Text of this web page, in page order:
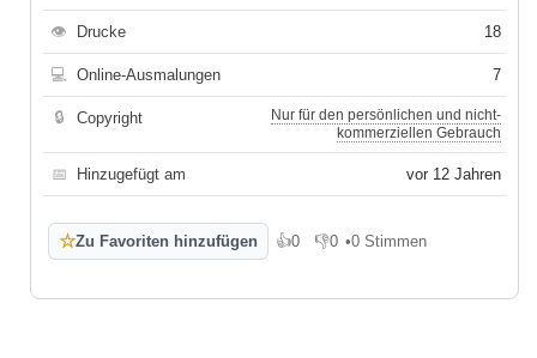
👁 Drucke 18
💻 Online-Ausmalungen 7
🔒 Copyright
Nur für den persönlichen und nicht-
kommerziellen Gebrauch
📅 Hinzugefügt am vor 12 Jahren
☆Zu Favoriten hinzufügen 👍0
Gefällt mir
👎0
Gefällt mir nicht
•0 Stimmen